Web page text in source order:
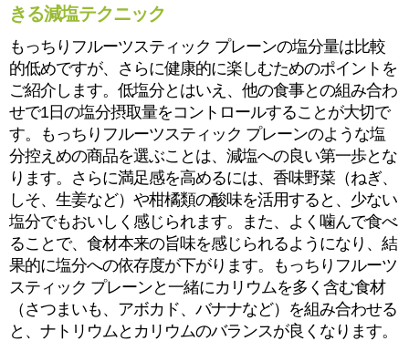
きる減塩テクニック
もっちりフルーツスティック プレーンの塩分量は比較
的低めですが、さらに健康的に楽しむためのポイントを
ご紹介します。低塩分とはいえ、他の食事との組み合わ
せで1日の塩分摂取量をコントロールすることが大切で
す。もっちりフルーツスティック プレーンのような塩
分控えめの商品を選ぶことは、減塩への良い第一歩とな
ります。さらに満足感を高めるには、香味野菜（ねぎ、
しそ、生姜など）や柑橘類の酸味を活用すると、少ない
塩分でもおいしく感じられます。また、よく噛んで食べ
ることで、食材本来の旨味を感じられるようになり、結
果的に塩分への依存度が下がります。もっちりフルーツ
スティック プレーンと一緒にカリウムを多く含む食材
（さつまいも、アボカド、バナナなど）を組み合わせる
と、ナトリウムとカリウムのバランスが良くなります。